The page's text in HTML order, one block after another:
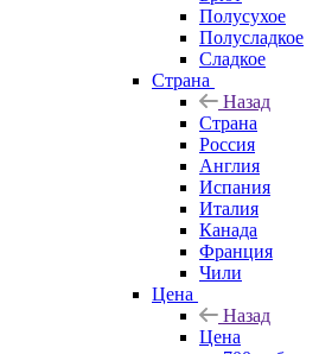
Полусухое
Полусладкое
Сладкое
Страна
Назад
Страна
Россия
Англия
Испания
Италия
Канада
Франция
Чили
Цена
Назад
Цена